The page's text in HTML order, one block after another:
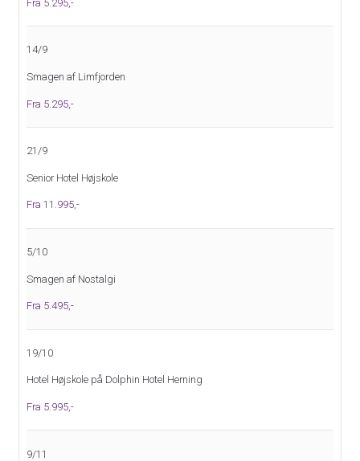
Fra 5.295,-
14/9
Smagen af Limfjorden
Fra 5.295,-
21/9
Senior Hotel Højskole
Fra 11.995,-
5/10
Smagen af Nostalgi
Fra 5.495,-
19/10
Hotel Højskole på Dolphin Hotel Herning
Fra 5.995,-
9/11